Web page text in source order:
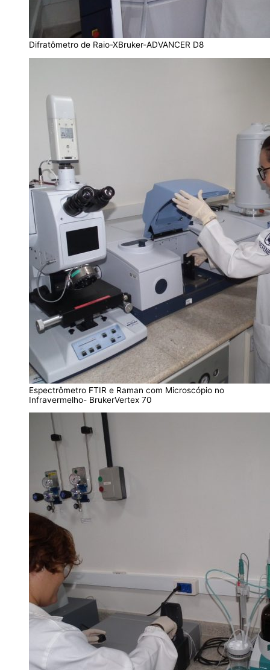
Difratômetro de Raio-XBruker-ADVANCER D8
Espectrômetro FTIR e Raman com Microscópio no
Infravermelho- BrukerVertex 70